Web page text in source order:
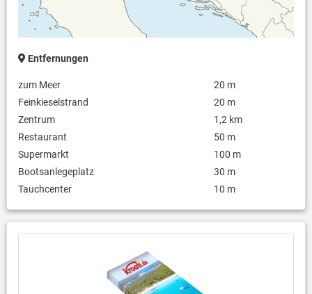
Entfernungen
zum Meer
20 m
Feinkieselstrand
20 m
Zentrum
1,2 km
Restaurant
50 m
Supermarkt
100 m
Bootsanlegeplatz
30 m
Tauchcenter
10 m